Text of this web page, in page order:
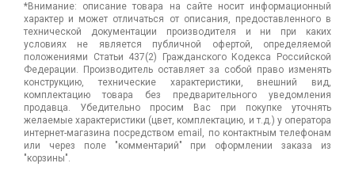
*Внимание: описание товара на сайте носит информационный
характер и может отличаться от описания, предоставленного в
технической документации производителя и ни при каких
условиях не является публичной офертой, определяемой
положениями Статьи 437(2) Гражданского Кодекса Российской
Федерации. Производитель оставляет за собой право изменять
конструкцию, технические характеристики, внешний вид,
комплектацию товара без предварительного уведомления
продавца. Убедительно просим Вас при покупке уточнять
желаемые характеристики (цвет, комплектацию, и т.д.) у оператора
интернет-магазина посредством email, по контактным телефонам
или через поле "комментарий" при оформлении заказа из
"корзины".